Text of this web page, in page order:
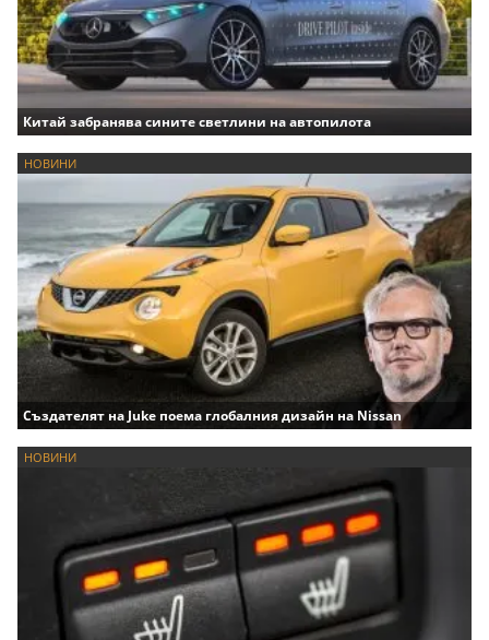
Китай забранява сините светлини на автопилота
НОВИНИ
Създателят на Juke поема глобалния дизайн на Nissan
НОВИНИ